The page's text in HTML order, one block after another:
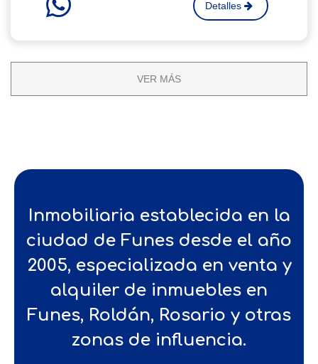
Detalles
VER MÁS
Inmobiliaria establecida en la
ciudad de Funes desde el año
2005, especializada en venta y
alquiler de inmuebles en
Funes, Roldán, Rosario y otras
zonas de influencia.